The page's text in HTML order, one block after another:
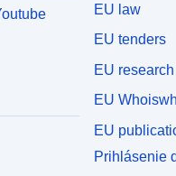
EU law
EU tenders
EU
EU
EU
Prihlásenie